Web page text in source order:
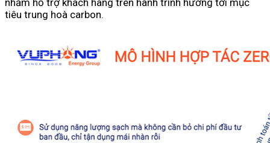
tiêu trung hoà carbon.